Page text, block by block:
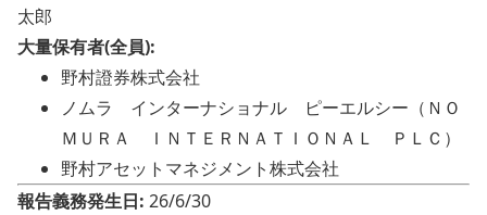
太郎
大量保有者(全員):
野村證券株式会社
ノムラ インターナショナル ピーエルシー（ＮＯ
ＭＵＲＡ ＩＮＴＥＲＮＡＴＩＯＮＡＬ ＰＬＣ）
野村アセットマネジメント株式会社
報告義務発生日: 26/6/30